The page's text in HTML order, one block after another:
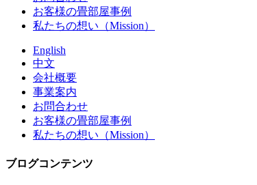
お客様の畳部屋事例
私たちの想い（Mission）
English
中文
会社概要
事業案内
お問合わせ
お客様の畳部屋事例
私たちの想い（Mission）
ブログコンテンツ